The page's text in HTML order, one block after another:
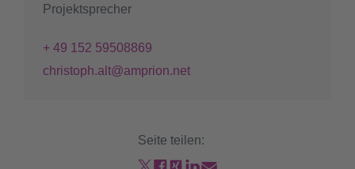
Projektsprecher
+ 49 152 59508869
christoph.alt@amprion.net
Seite teilen: